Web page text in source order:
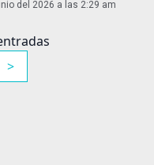
del 2026 a las 2:29 am
>